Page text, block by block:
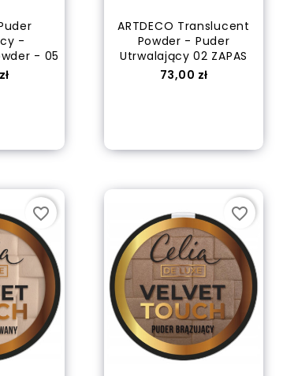
-
- 05
ARTDECO Translucent
Powder - Puder
Utrwalający 02 ZAPAS
Cena
73,00 zł
favorite_border favorite_border